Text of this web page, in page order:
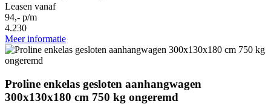
Leasen vanaf
94,- p/m
4.230
Meer informatie
Proline enkelas gesloten aanhangwagen
300x130x180 cm 750 kg ongeremd